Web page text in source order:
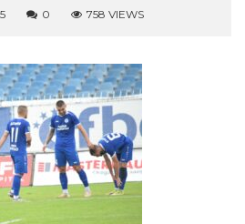
0 758 VIEWS